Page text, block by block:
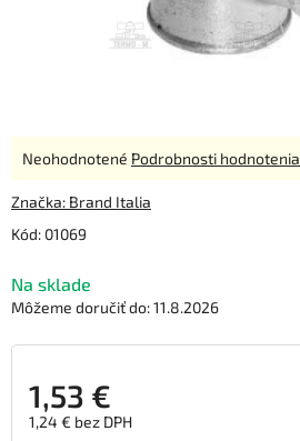
Kód: 01069
Na sklade
Môžeme doručiť do:11.8.2026
1,53 €
1,24 € bez DPH
Priemerné
produktu
0,0
5
hviezdičiek.
Neohodnotené Podrobnosti hodnotenia
Značka: Brand Italia